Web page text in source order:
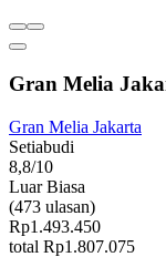
Gran Melia
Gran Melia Jakarta
Setiabudi
8,8/10
Luar Biasa
(473 ulasan)
Rp1.493.450
total Rp1.807.075